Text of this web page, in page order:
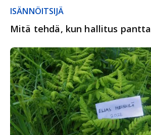
ISÄNNÖITSIJÄ
Mitä tehdä, kun hallitus